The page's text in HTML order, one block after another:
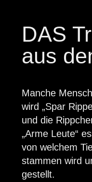
DAS
aus
Manche
wird „Spar
und die
„Arme Leute“
von welchem
stammen wird
gestellt.